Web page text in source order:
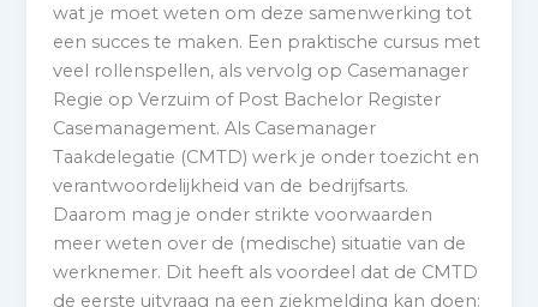
wat je moet weten om deze samenwerking tot
een succes te maken. Een praktische cursus met
veel rollenspellen, als vervolg op Casemanager
Regie op Verzuim of Post Bachelor Register
Casemanagement. Als Casemanager
Taakdelegatie (CMTD) werk je onder toezicht en
verantwoordelijkheid van de bedrijfsarts.
Daarom mag je onder strikte voorwaarden
meer weten over de (medische) situatie van de
werknemer. Dit heeft als voordeel dat de CMTD
de eerste uitvraag na een ziekmelding kan doen: